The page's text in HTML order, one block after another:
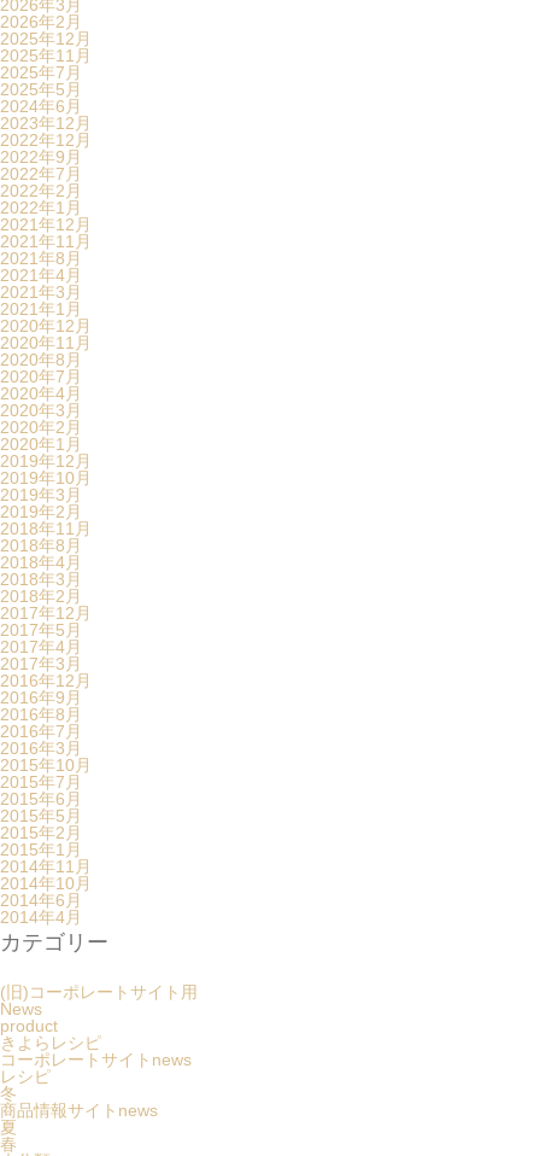
2026年3月
2026年2月
2025年12月
2025年11月
2025年7月
2025年5月
2024年6月
2023年12月
2022年12月
2022年9月
2022年7月
2022年2月
2022年1月
2021年12月
2021年11月
2021年8月
2021年4月
2021年3月
2021年1月
2020年12月
2020年11月
2020年8月
2020年7月
2020年4月
2020年3月
2020年2月
2020年1月
2019年12月
2019年10月
2019年3月
2019年2月
2018年11月
2018年8月
2018年4月
2018年3月
2018年2月
2017年12月
2017年5月
2017年4月
2017年3月
2016年12月
2016年9月
2016年8月
2016年7月
2016年3月
2015年10月
2015年7月
2015年6月
2015年5月
2015年2月
2015年1月
2014年11月
2014年10月
2014年6月
2014年4月
カテゴリー
(旧)コーポレートサイト用
News
product
きよらレシピ
コーポレートサイトnews
レシピ
冬
商品情報サイトnews
夏
春